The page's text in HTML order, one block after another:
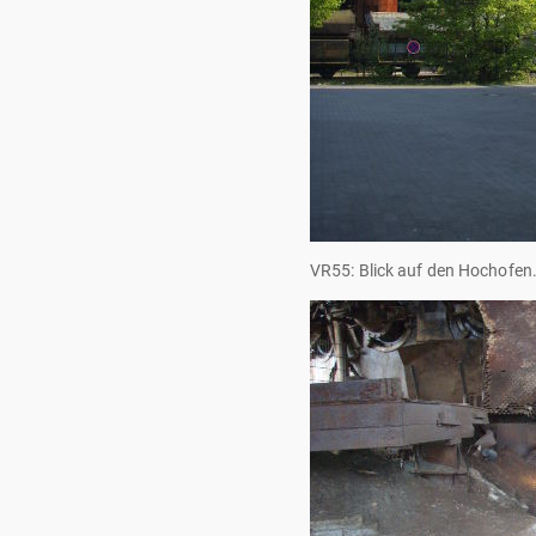
VR55: Blick auf den Hochofen.